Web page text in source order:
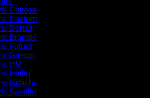
Chitose
Custom
Donati
Ergotec
Futura
Gresco
HM
Ichiko
Indachi
Savello